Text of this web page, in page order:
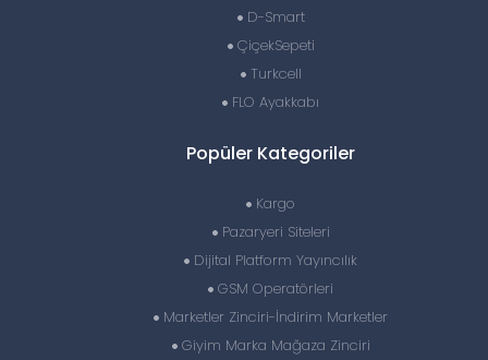
D-Smart
ÇiçekSepeti
Turkcell
FLO Ayakkabı
Popüler Kategoriler
Kargo
Pazaryeri Siteleri
Dijital Platform Yayıncılık
GSM Operatörleri
Marketler Zinciri-İndirim Marketler
Giyim Marka Mağaza Zinciri